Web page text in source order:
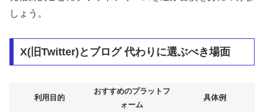
しょう。
X(旧Twitter)とブログ 代わりに選ぶべき場面
利用目的
おすすめのプラットフ
ォーム
具体例